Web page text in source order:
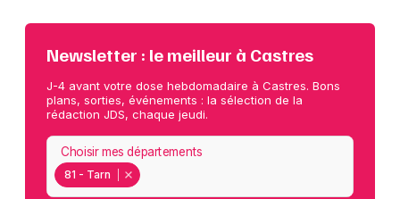
Newsletter : le meilleur à Castres
J-4 avant votre dose hebdomadaire à Castres. Bons
plans, sorties, événements : la sélection de la
rédaction JDS, chaque jeudi.
81 - Tarn
Choisir mes départements